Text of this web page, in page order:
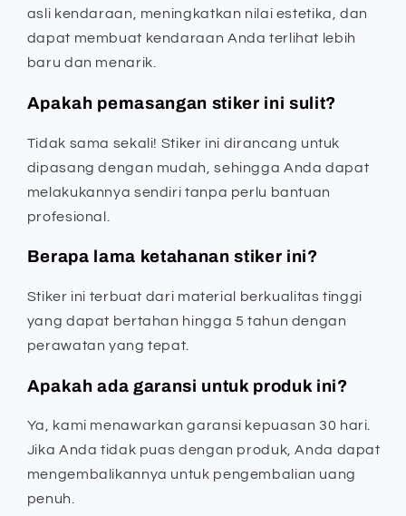
asli kendaraan, meningkatkan nilai estetika, dan
dapat membuat kendaraan Anda terlihat lebih
baru dan menarik.
Apakah pemasangan stiker ini sulit?
Tidak sama sekali! Stiker ini dirancang untuk
dipasang dengan mudah, sehingga Anda dapat
melakukannya sendiri tanpa perlu bantuan
profesional.
Berapa lama ketahanan stiker ini?
Stiker ini terbuat dari material berkualitas tinggi
yang dapat bertahan hingga 5 tahun dengan
perawatan yang tepat.
Apakah ada garansi untuk produk ini?
Ya, kami menawarkan garansi kepuasan 30 hari.
Jika Anda tidak puas dengan produk, Anda dapat
mengembalikannya untuk pengembalian uang
penuh.